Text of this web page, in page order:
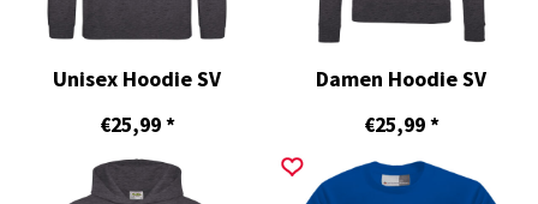
Unisex Hoodie SV
€25,99*
Damen Hoodie SV
€25,99*